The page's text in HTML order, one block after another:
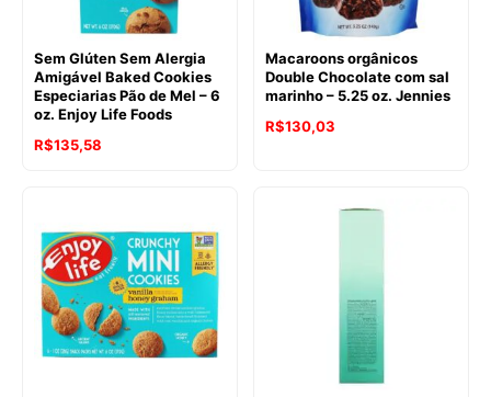
Sem Glúten Sem Alergia
Amigável Baked Cookies
Especiarias Pão de Mel – 6
oz. Enjoy Life Foods
O
era:
R$151,62.
R$135,58
é:
R$135,58.
Macaroons orgânicos
Double Chocolate com sal
marinho – 5.25 oz. Jennies
O
R$130,03
é: